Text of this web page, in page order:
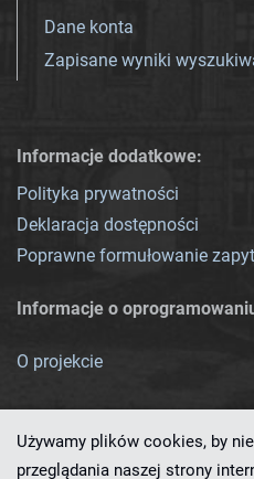
Dane konta
Zapisane wyniki
Informacje dodatkowe:
Polityka prywatności
Deklaracja dostępności
Poprawne formułowanie
Informacje o
O projekcie
Używamy plików cookies, by
przeglądania naszej strony